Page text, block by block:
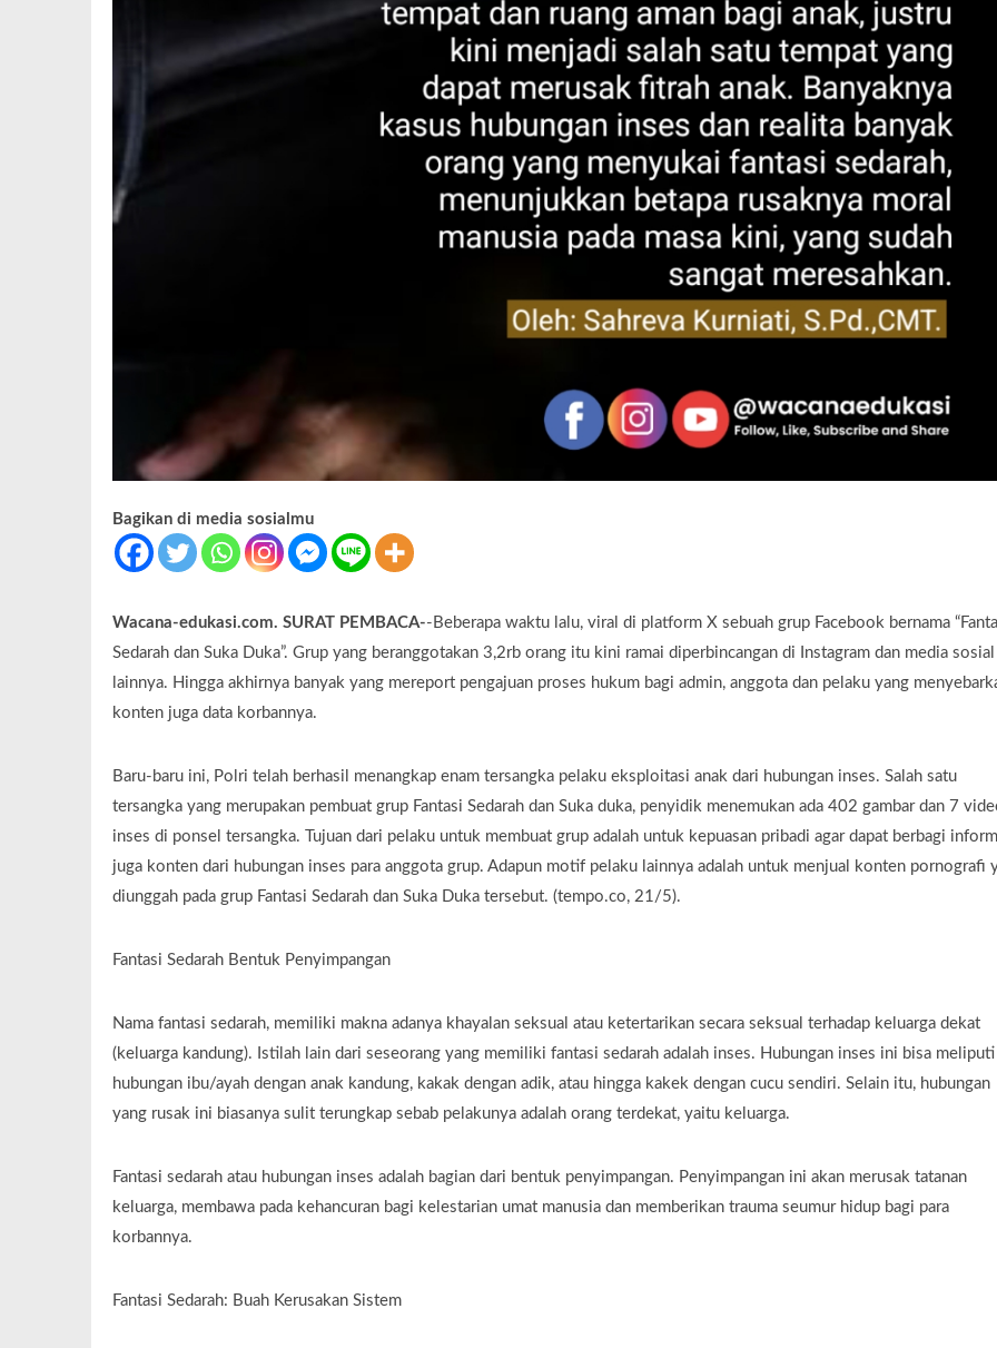
Bagikan di media sosialmu
Wacana-edukasi.com. SURAT PEMBACA--Beberapa waktu lalu, viral di platform X sebuah grup Facebook bernama
Sedarah dan Suka Duka”. Grup yang beranggotakan 3,2rb orang itu kini ramai diperbincangan di Instagram dan media sosial
lainnya. Hingga akhirnya banyak yang mereport pengajuan proses hukum bagi admin, anggota dan pelaku yang
konten juga data korbannya.
Baru-baru ini, Polri telah berhasil menangkap enam tersangka pelaku eksploitasi anak dari hubungan inses. Salah satu
tersangka yang merupakan pembuat grup Fantasi Sedarah dan Suka duka, penyidik menemukan ada 402 gambar dan 7
inses di ponsel tersangka. Tujuan dari pelaku untuk membuat grup adalah untuk kepuasan pribadi agar dapat berbagi
juga konten dari hubungan inses para anggota grup. Adapun motif pelaku lainnya adalah untuk menjual konten pornografi
diunggah pada grup Fantasi Sedarah dan Suka Duka tersebut. (tempo.co, 21/5).
Fantasi Sedarah Bentuk Penyimpangan
Nama fantasi sedarah, memiliki makna adanya khayalan seksual atau ketertarikan secara seksual terhadap keluarga dekat
(keluarga kandung). Istilah lain dari seseorang yang memiliki fantasi sedarah adalah inses. Hubungan inses ini bisa meliputi
hubungan ibu/ayah dengan anak kandung, kakak dengan adik, atau hingga kakek dengan cucu sendiri. Selain itu, hubungan
yang rusak ini biasanya sulit terungkap sebab pelakunya adalah orang terdekat, yaitu keluarga.
Fantasi sedarah atau hubungan inses adalah bagian dari bentuk penyimpangan. Penyimpangan ini akan merusak tatanan
keluarga, membawa pada kehancuran bagi kelestarian umat manusia dan memberikan trauma seumur hidup bagi para
korbannya.
Fantasi Sedarah: Buah Kerusakan Sistem